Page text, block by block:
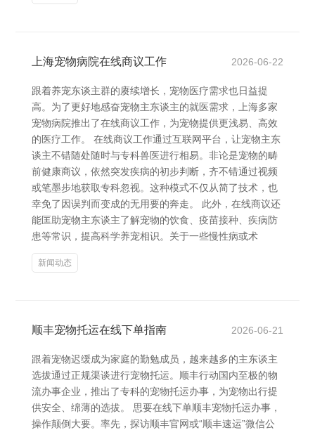
上海宠物病院在线商议工作 2026-06-22
跟着养宠东谈主群的赓续增长，宠物医疗需求也日益提
高。为了更好地感奋宠物主东谈主的就医需求，上海多家
宠物病院推出了在线商议工作，为宠物提供更浅易、高效
的医疗工作。 在线商议工作通过互联网平台，让宠物主东
谈主不错随处随时与专科兽医进行相易。非论是宠物的畴
前健康商议，依然突发疾病的初步判断，齐不错通过视频
或笔墨步地获取专科忽视。这种模式不仅从简了技术，也
幸免了因误判而变成的无用要的奔走。 此外，在线商议还
能匡助宠物主东谈主了解宠物的饮食、疫苗接种、疾病防
患等常识，提高科学养宠相识。关于一些慢性病或术
新闻动态
顺丰宠物托运在线下单指南 2026-06-21
跟着宠物迟缓成为家庭的勤勉成员，越来越多的主东谈主
选拔通过正规渠谈进行宠物托运。顺丰行动国内至极的物
流办事企业，推出了专科的宠物托运办事，为宠物出行提
供安全、绵薄的选拔。 思要在线下单顺丰宠物托运办事，
操作颠倒大要。率先，探访顺丰官网或“顺丰速运”微信公